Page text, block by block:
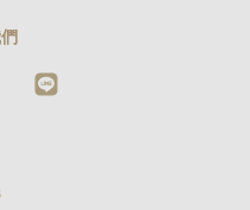
Instagram